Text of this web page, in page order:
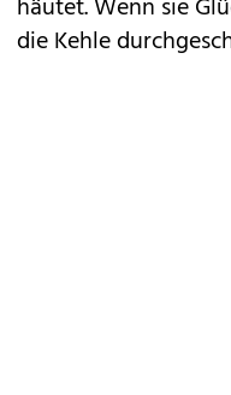
häutet. Wenn sie
die Kehle